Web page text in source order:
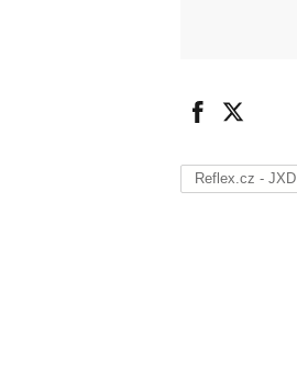
Reflex.cz - JXD